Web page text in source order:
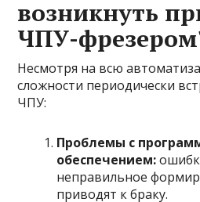
возникнуть
ЧПУ-
Несмотря на всю
сложности периодически
ЧПУ:
Проблемы с
обеспечением:
неправильное
приводят к браку.